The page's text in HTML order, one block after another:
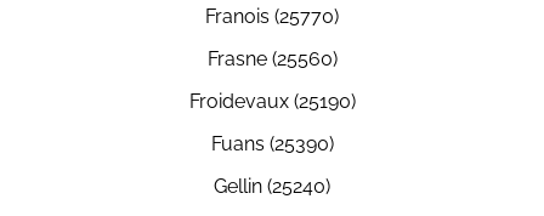
Franois (25770)
Frasne (25560)
Froidevaux (25190)
Fuans (25390)
Gellin (25240)